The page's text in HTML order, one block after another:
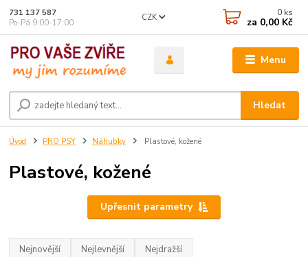
Menu
CZK
Hledat
731 137 587
Po-Pá 9:00-17:00
0 ks
za 0,00 Kč
Úvod PRO PSY Náhubky Plastové, kožené
Plastové, kožené
Upřesnit parametry
Nejnovější Nejlevnější Nejdražší